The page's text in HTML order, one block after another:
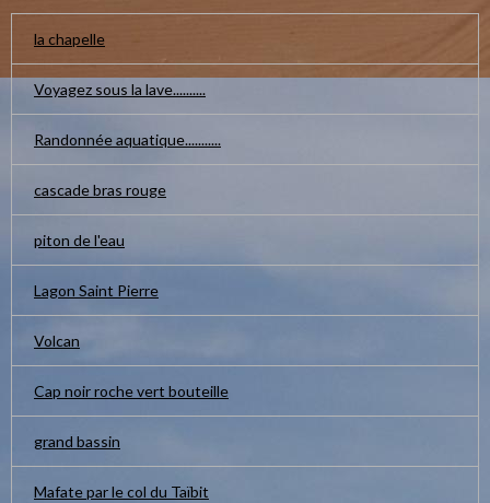
la chapelle
Voyagez sous la lave..........
Randonnée aquatique...........
cascade bras rouge
piton de l'eau
Lagon Saint Pierre
Volcan
Cap noir roche vert bouteille
grand bassin
Mafate par le col du Taïbit